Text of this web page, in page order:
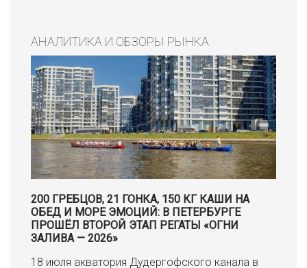
АНАЛИТИКА И ОБЗОРЫ РЫНКА
200 ГРЕБЦОВ, 21 ГОНКА, 150 КГ КАШИ НА
ОБЕД И МОРЕ ЭМОЦИЙ: В ПЕТЕРБУРГЕ
ПРОШЁЛ ВТОРОЙ ЭТАП РЕГАТЫ «ОГНИ
ЗАЛИВА — 2026»
18 июля акватория Дудергофского канала в